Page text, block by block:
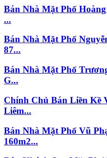
Bán Nhà Mặt Phố
...
Bán Nhà Mặt Phố
87...
Bán Nhà Mặt Phố
G...
Chính Chủ Bán Liền Kề
Liêm...
Bán Nhà Mặt Phố Vũ
160m2...